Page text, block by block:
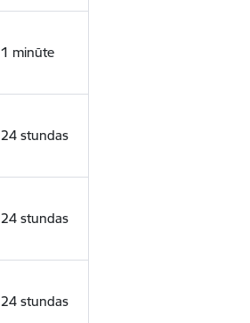
1 minūte
24 stundas
24 stundas
24 stundas